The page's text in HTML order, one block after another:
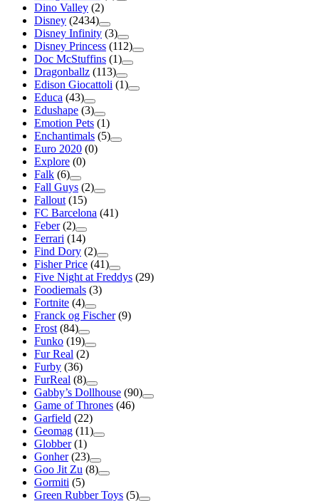
Dino Valley (2)
Disney (2434)
Disney Infinity (3)
Disney Princess (112)
Doc McStuffins (1)
Dragonballz (113)
Edison Giocattoli (1)
Educa (43)
Edushape (3)
Emotion Pets (1)
Enchantimals (5)
Euro 2020 (0)
Explore (0)
Falk (6)
Fall Guys (2)
Fallout (15)
FC Barcelona (41)
Feber (2)
Ferrari (14)
Find Dory (2)
Fisher Price (41)
Five Night at Freddys (29)
Foodiemals (3)
Fortnite (4)
Franck og Fischer (9)
Frost (84)
Funko (19)
Fur Real (2)
Furby (36)
FurReal (8)
Gabby’s Dollhouse (90)
Game of Thrones (46)
Garfield (22)
Geomag (11)
Globber (1)
Gonher (23)
Goo Jit Zu (8)
Gormiti (5)
Green Rubber Toys (5)